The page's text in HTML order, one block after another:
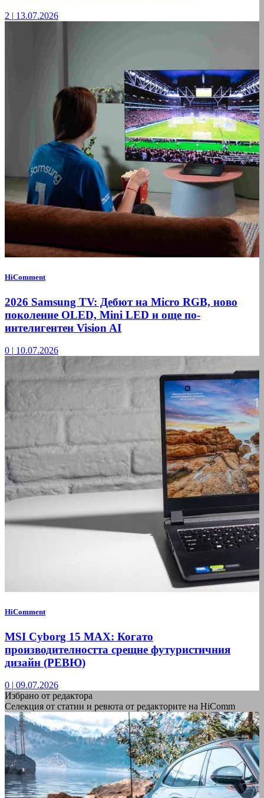
2 | 13.07.2026
HiComment
2026 Samsung TV: Дебют на Micro RGB, ново
поколение OLED, Mini LED и още по-
интелигентен Vision AI
0 | 10.07.2026
HiComment
MSI Cyborg 15 MAX: Когато
производителността срещне футуристичния
дизайн (РЕВЮ)
0 | 09.07.2026
Избрано от редактора
Селекция от статии и ревюта от редакторите на HiComm